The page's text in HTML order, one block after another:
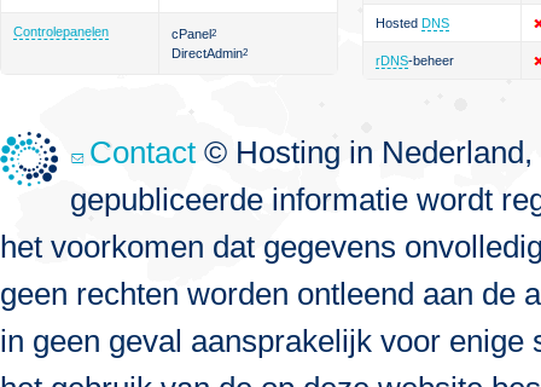
Controlepanelen cPanel2
DirectAdmin2
Hosted DNS
rDNS-beheer
Contact © Hosting in
gepubliceerde informatie wordt
het voorkomen dat gegevens
geen rechten worden ontleend aan de
in geen geval aansprakelijk voor